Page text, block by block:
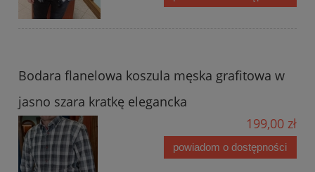
Bodara flanelowa koszula męska grafitowa w
jasno szara kratkę elegancka
199,00 zł
powiadom o dostępności